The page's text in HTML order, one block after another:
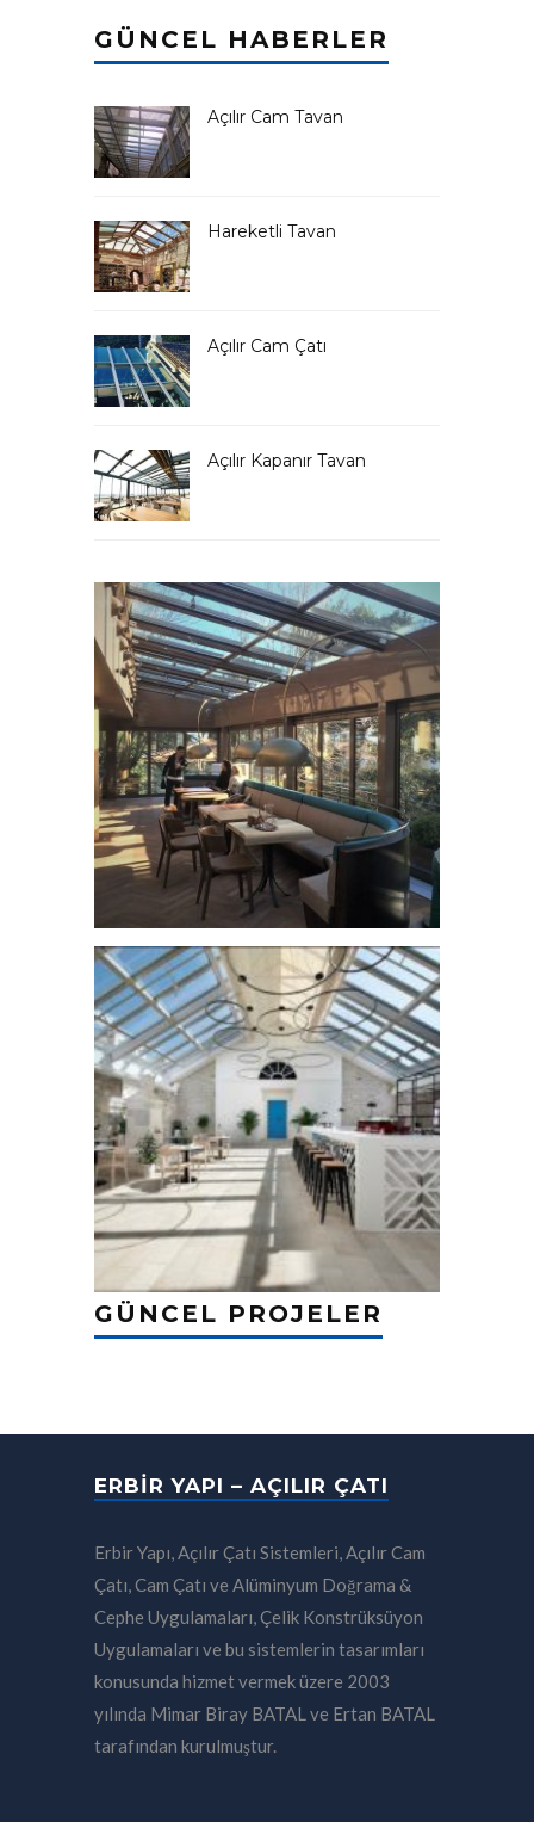
GÜNCEL HABERLER
Açılır Cam Tavan
Hareketli Tavan
Açılır Cam Çatı
Açılır Kapanır Tavan
GÜNCEL PROJELER
ERBIR YAPI – AÇILIR ÇATI
Erbir Yapı, Açılır Çatı Sistemleri, Açılır Cam
Çatı, Cam Çatı ve Alüminyum Doğrama &
Cephe Uygulamaları, Çelik Konstrüksüyon
Uygulamaları ve bu sistemlerin tasarımları
konusunda hizmet vermek üzere 2003
yılında Mimar Biray BATAL ve Ertan BATAL
tarafından kurulmuştur.